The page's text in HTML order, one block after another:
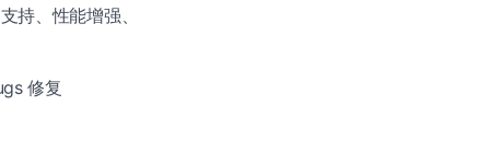
持、性能增强、
修复